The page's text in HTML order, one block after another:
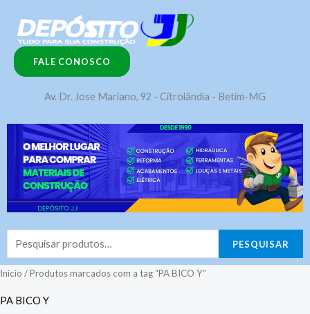
para
conteúdoFALE CONOSCO
Av. Dr. Jose Mariano, 92 - Citrolândia - Betim-MG
Pesquisar
por:
PESQUISAR
Início / Produtos marcados com a tag “PA BICO Y”
PA BICO Y